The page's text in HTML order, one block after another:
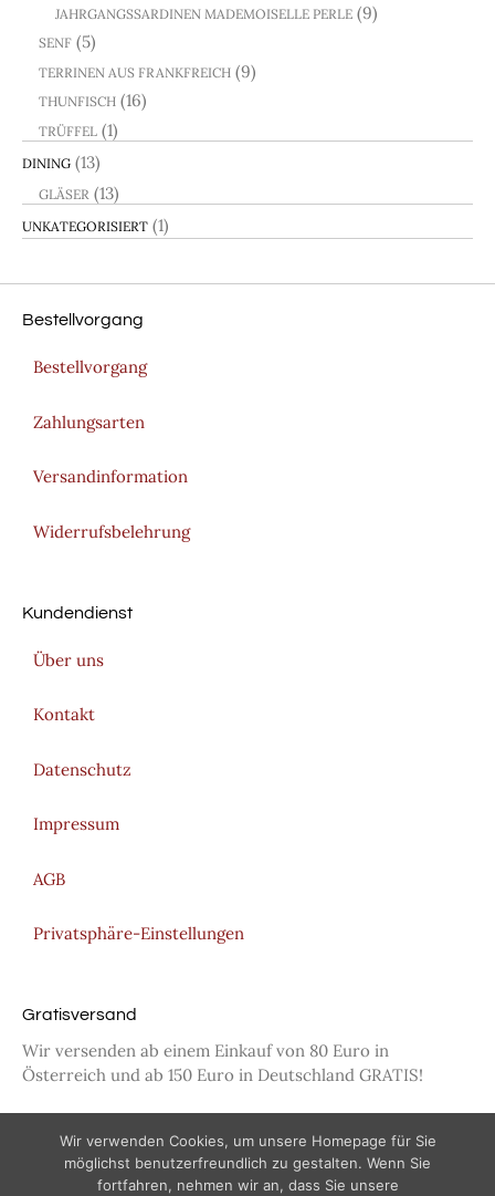
JAHRGANGSSARDINEN MADEMOISELLE PERLE (9)
SENF (5)
TERRINEN AUS FRANKFREICH (9)
THUNFISCH (16)
TRÜFFEL (1)
DINING (13)
GLÄSER (13)
UNKATEGORISIERT (1)
Bestellvorgang
Bestellvorgang
Zahlungsarten
Versandinformation
Widerrufsbelehrung
Kundendienst
Über uns
Kontakt
Datenschutz
Impressum
AGB
Privatsphäre-Einstellungen
Gratisversand
Wir versenden ab einem Einkauf von 80 Euro in
Österreich und ab 150 Euro in Deutschland GRATIS!
Wir verwenden Cookies, um unsere Homepage für Sie
möglichst benutzerfreundlich zu gestalten. Wenn Sie
fortfahren, nehmen wir an, dass Sie unsere